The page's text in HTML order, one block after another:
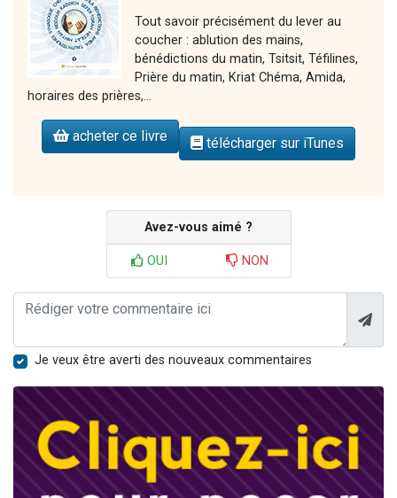
Tout savoir précisément du lever au
coucher : ablution des mains,
bénédictions du matin, Tsitsit, Téfilines,
Prière du matin, Kriat Chéma, Amida,
horaires des prières,...
acheter ce livre télécharger sur iTunes
Avez-vous aimé ?
OUI NON
Je veux être averti des nouveaux commentaires